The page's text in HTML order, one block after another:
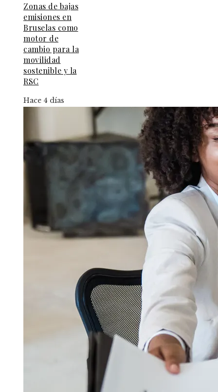
Zonas de bajas
emisiones en
Bruselas como
motor de
cambio para la
movilidad
sostenible y la
RSC
Hace 4 días